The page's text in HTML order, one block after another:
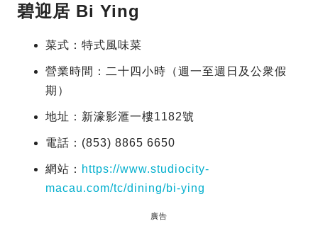
碧迎居 Bi Ying
菜式：特式風味菜
營業時間：二十四小時（週一至週日及公衆假
期）
地址：新濠影滙一樓1182號
電話：(853) 8865 6650
網站： https://www.studiocity-
macau.com/tc/dining/bi-ying
廣告